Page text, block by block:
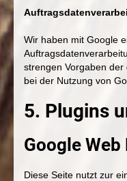
Wir haben mit Google
strengen Vorgaben
bei der Nutzung von
5. Plugins
Google Web
Diese Seite nutzt zur